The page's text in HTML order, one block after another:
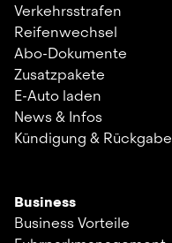
Verkehrsstrafen
Reifenwechsel
Abo-Dokumente
Zusatzpakete
E-Auto laden
News & Infos
Kündigung & Rückgabe
Business
Business Vorteile